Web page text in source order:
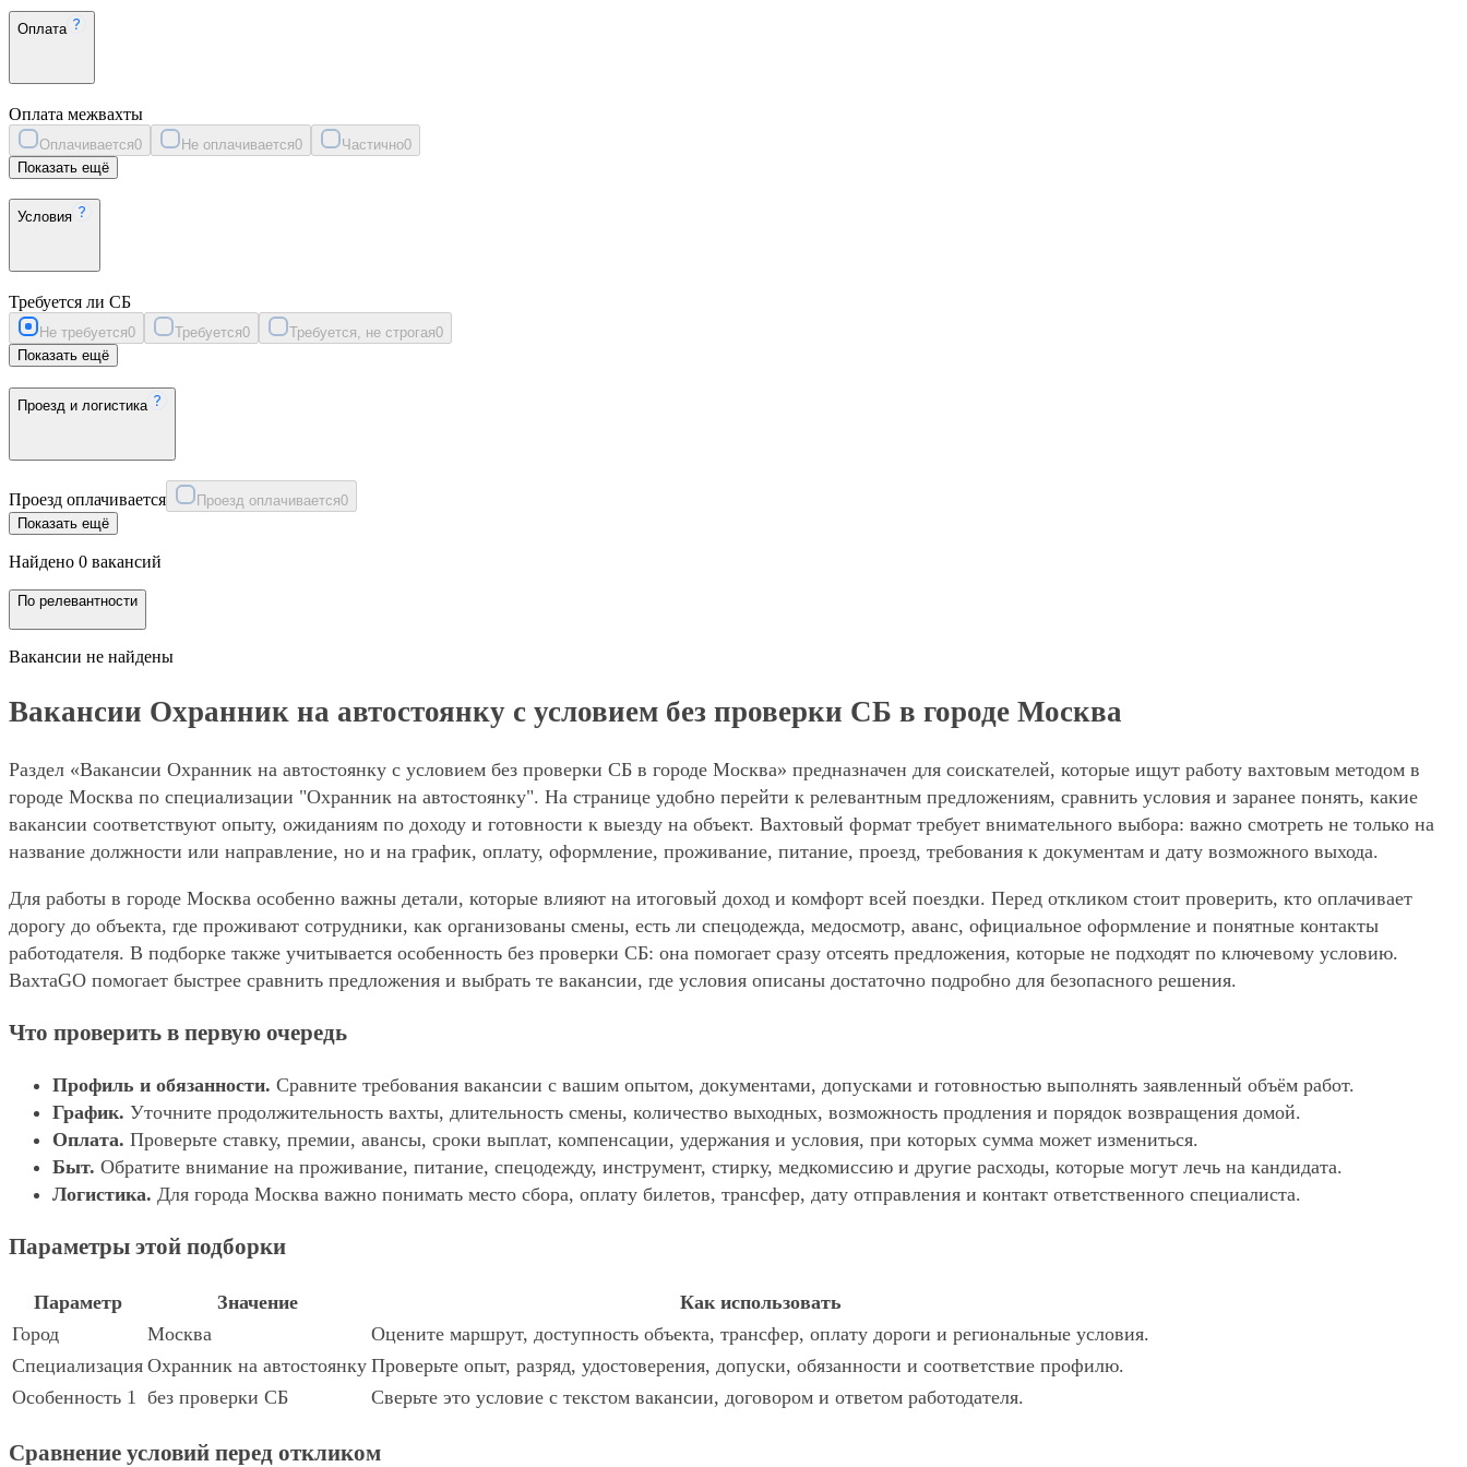
Оплата
Оплата межвахты
Оплачивается0 Не оплачивается0 Частично0
Показать ещё
Условия
Требуется ли СБ
Не требуется0 Требуется0 Требуется, не строгая0
Показать ещё
Проезд и логистика
Проезд оплачивается Проезд оплачивается0
Показать ещё
Найдено 0 вакансий
По релевантности
Вакансии не найдены
Вакансии Охранник на автостоянку с условием без проверки СБ в городе Москва
Раздел «Вакансии Охранник на автостоянку с условием без проверки СБ в городе Москва» предназначен для соискателей, которые ищут работу вахтовым методом в
городе Москва по специализации "Охранник на автостоянку". На странице удобно перейти к релевантным предложениям, сравнить условия и заранее понять, какие
вакансии соответствуют опыту, ожиданиям по доходу и готовности к выезду на объект. Вахтовый формат требует внимательного выбора: важно смотреть не только на
название должности или направление, но и на график, оплату, оформление, проживание, питание, проезд, требования к документам и дату возможного выхода.
Для работы в городе Москва особенно важны детали, которые влияют на итоговый доход и комфорт всей поездки. Перед откликом стоит проверить, кто оплачивает
дорогу до объекта, где проживают сотрудники, как организованы смены, есть ли спецодежда, медосмотр, аванс, официальное оформление и понятные контакты
работодателя. В подборке также учитывается особенность без проверки СБ: она помогает сразу отсеять предложения, которые не подходят по ключевому условию.
ВахтаGO помогает быстрее сравнить предложения и выбрать те вакансии, где условия описаны достаточно подробно для безопасного решения.
Что проверить в первую очередь
Профиль и обязанности. Сравните требования вакансии с вашим опытом, документами, допусками и готовностью выполнять заявленный объём работ.
График. Уточните продолжительность вахты, длительность смены, количество выходных, возможность продления и порядок возвращения домой.
Оплата. Проверьте ставку, премии, авансы, сроки выплат, компенсации, удержания и условия, при которых сумма может измениться.
Быт. Обратите внимание на проживание, питание, спецодежду, инструмент, стирку, медкомиссию и другие расходы, которые могут лечь на кандидата.
Логистика. Для города Москва важно понимать место сбора, оплату билетов, трансфер, дату отправления и контакт ответственного специалиста.
Параметры этой подборки
Параметр Значение
Как использовать
Город
Москва
Оцените маршрут, доступность объекта, трансфер, оплату дороги и региональные условия.
Специализация Охранник на автостоянку Проверьте опыт, разряд, удостоверения, допуски, обязанности и соответствие профилю.
Особенность 1 без проверки СБ Сверьте это условие с текстом вакансии, договором и ответом работодателя.
Сравнение условий перед откликом